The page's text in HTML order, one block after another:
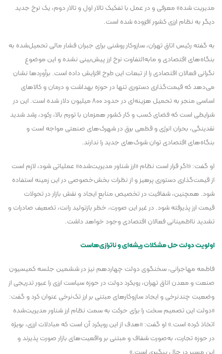
مدیریت شده» معرفی و در عمل با تفکیک تالار اول و تالار دوم، یک نرخ جدید
دیگر به نظام ارزی کشور افزوده شده است.
به گفته رئیس اتاق تهران، سازوکار روشنی برای جبران فشار مالی تحمیل‌شده به
بنگاه‌های اقتصادی و مابه‌التفاوت نرخ ارز پیش‌بینی نشده و این موضوع
نگرانی فعالان اقتصادی را از تبعات این طرح افزایش داده است. برآورد‌ها نشان
می‌دهد که قیمت‌گذاری دستوری تنها در حوزه بهداشت و درمان و کالا‌های
اساسی منجر به تحمیل هزینه‌ای در حدود ۸۰۰ میلیون دلار شده است. این در
شرایطی است که فضای کسب و کار کشور همزمان با تورم بالا، رکود، رشد شدید
نقدینگی، بحران انرژی و قطعی برق در شهرک‌های صنعتی مواجه است و
بنگاه‌های اقتصادی توان شوک‌های جدید را ندارند.
او گفت: «اگر قرار است نظام «ارز شناور مدیریت‌شده» عملیاتی شود، لازم است
از قیمت‌گذاری دستوری پرهیز و از نظرات بخش‌خصوصی در این زمینه استفاده
شود. همچنین، شفافیت در تخصیص منابع ایجاد و نقش بازار در تحولات
قیمت ارز پذیرفته شود. در غیر این صورت، خطر بازتولید رانت، تضعیف صادرات و
تشدید نااطمینانی فعالان اقتصادی وجود خواهد داشت.
اولویت دولت حل مشکلات ریشه‌ای و ناترازی‌هاست
فاطمه مهاجرانی، سخنگوی دولت چهاردهم نیز در ششمین جلسه کمیسیون
صنعت و معدن اتاق تهران، رویکرد دولت در حوزه سیاست ارزی را عبور تدریجی از
وضعیت چندنرخی و ایجاد سازوکار‌های مبتنی بر ارز تک‌نرخی عنوان کرد و گفت:
«دولت این تصمیم سخت را برای حرکت به سمت نظام ارز شناور مدیریت‌شده
اتخاذ کرده است.» او گفت: «هدف از این رویکرد آن است که مبادلات ارزی، بویژه
در حوزه تجارت، به‌صورت شفاف و مبتنی بر واقعیت‌های بازار صورت پذیرند و